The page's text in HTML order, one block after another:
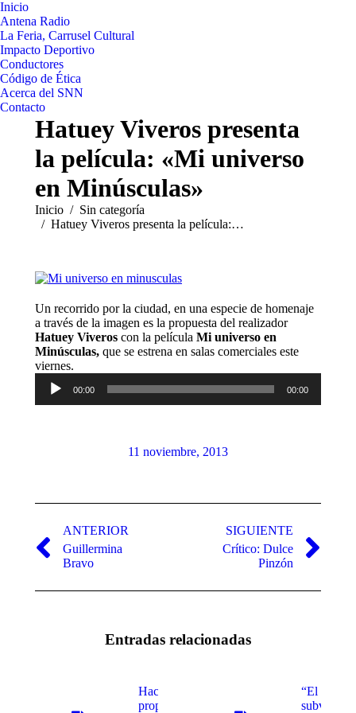
Inicio
Antena Radio
La Feria, Carrusel Cultural
Impacto Deportivo
Conductores
Código de Ética
Acerca del SNN
Contacto
Hatuey Viveros presenta
la película: «Mi universo
en Minúsculas»
Estás aquí:
Inicio
Sin categoría
Hatuey Viveros presenta la película:…
Un recorrido por la ciudad, en una especie de homenaje
a través de la imagen es la propuesta del realizador
Hatuey Viveros con la película Mi universo en
Minúsculas, que se estrena en salas comerciales este
viernes.
audio
00:00 00:00
11 noviembre, 2013
entre
publicaciones
ANTERIOR
Publicación
anterior:
Guillermina
Bravo
SIGUIENTE
Publicación
Crítico: Dulce
Pinzón
Entradas relacionadas
Hacen
propuestas
“El acto